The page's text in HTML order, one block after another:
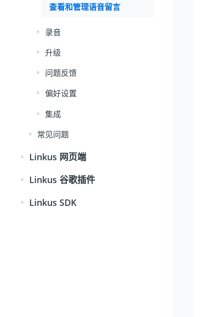
查看和管理语音留言
录音
升级
问题反馈
偏好设置
集成
常见问题
Linkus 网页端
Linkus 谷歌插件
Linkus SDK